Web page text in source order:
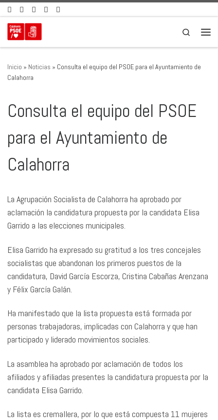
Saltar al contenido
Search
Inicio » Noticias » Consulta el equipo del PSOE para el Ayuntamiento de
Calahorra
Consulta el equipo del PSOE
para el Ayuntamiento de
Calahorra
La Agrupación Socialista de Calahorra ha aprobado por
aclamación la candidatura propuesta por la candidata Elisa
Garrido a las elecciones municipales.
Elisa Garrido ha expresado su gratitud a los tres concejales
socialistas que abandonan los primeros puestos de la
candidatura, David García Escorza, Cristina Cabañas Arenzana
y Félix García Galán.
Ha manifestado que la lista propuesta está formada por
personas trabajadoras, implicadas con Calahorra y que han
participado y liderado movimientos sociales.
La asamblea ha aprobado por aclamación de todos los
afiliados y afiliadas presentes la candidatura propuesta por la
candidata Elisa Garrido.
La lista es cremallera, por lo que está compuesta 11 mujeres